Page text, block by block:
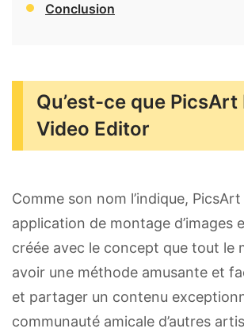
Conclusion
Qu’est-ce que PicsArt
Video Editor
Comme son nom l’indique,
application de montage d’images
créée avec le concept que tout le
avoir une méthode amusante et
et partager un contenu
communauté amicale d’autres